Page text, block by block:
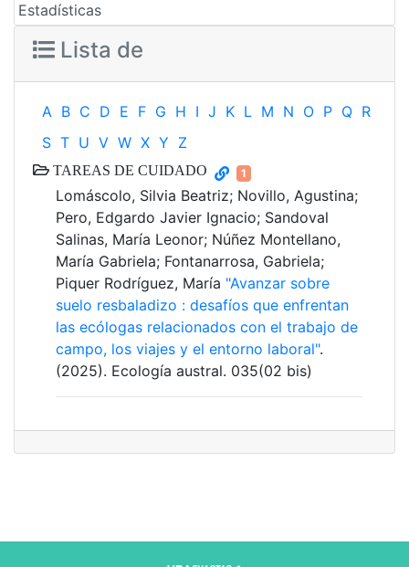
Estadísticas
Lista de
A B C D E F G H I J K L M N O P Q R
S T U V W X Y Z
TAREAS DE CUIDADO 1
Lomáscolo, Silvia Beatriz; Novillo, Agustina;
Pero, Edgardo Javier Ignacio; Sandoval
Salinas, María Leonor; Núñez Montellano,
María Gabriela; Fontanarrosa, Gabriela;
Piquer Rodríguez, María "Avanzar sobre
suelo resbaladizo : desafíos que enfrentan
las ecólogas relacionados con el trabajo de
campo, los viajes y el entorno laboral".
(2025). Ecología austral. 035(02 bis)